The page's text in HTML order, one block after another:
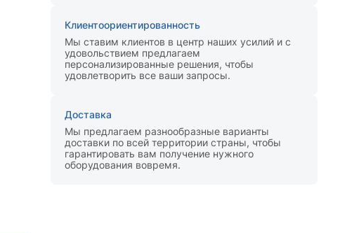
Клиентоориентированность
Мы ставим клиентов в центр наших усилий и с
удовольствием предлагаем
персонализированные решения, чтобы
удовлетворить все ваши запросы.
Доставка
Мы предлагаем разнообразные варианты
доставки по всей территории страны, чтобы
гарантировать вам получение нужного
оборудования вовремя.